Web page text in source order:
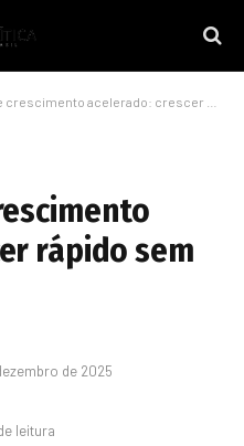
acelerado: crescer rápido sem perder o contro
rápido sem
de 2025
leitura